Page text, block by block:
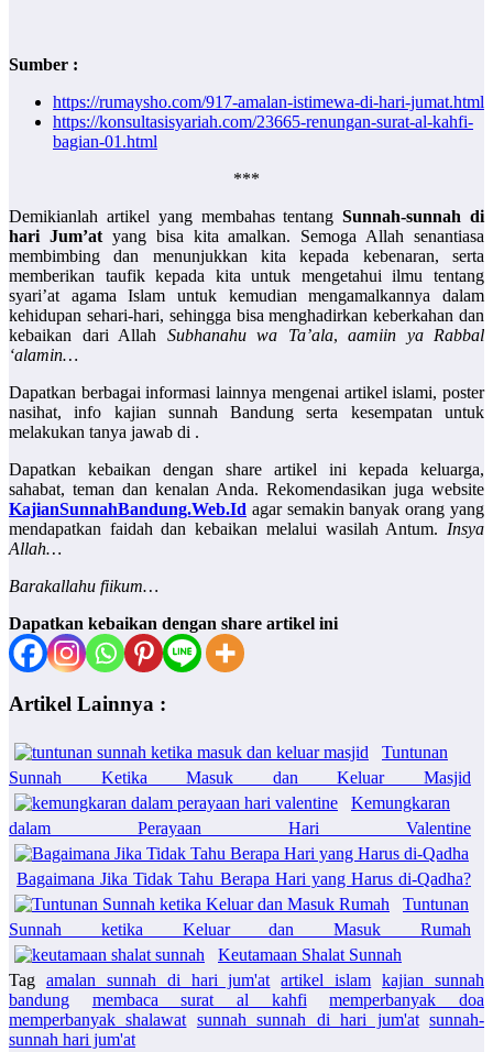
Sumber :
https://rumaysho.com/917-amalan-istimewa-di-hari-jumat.html
https://konsultasisyariah.com/23665-renungan-surat-al-kahfi-
bagian-01.html
***
Demikianlah artikel yang membahas tentangSunnah-sunnah di
hari Jum’atyang bisa kita amalkan. Semoga Allah senantiasa
membimbing dan menunjukkan kita kepada kebenaran, serta
memberikan taufik kepada kita untuk mengetahui ilmu tentang
syari’at agama Islam untuk kemudian mengamalkannya dalam
kehidupan sehari-hari, sehingga bisa menghadirkan keberkahan dan
kebaikan dari Allah Subhanahu wa Ta’ala, aamiin ya Rabbal
‘alamin…
Dapatkan berbagai informasi lainnya mengenai artikel islami, poster
nasihat, info kajian sunnah Bandung serta kesempatan untuk
melakukan tanya jawab di .
Dapatkan kebaikan dengan share artikel ini kepada keluarga,
sahabat, teman dan kenalan Anda. Rekomendasikan juga website
KajianSunnahBandung.Web.Id agar semakin banyak orang yang
mendapatkan faidah dan kebaikan melalui wasilah Antum. Insya
Allah…
Barakallahu fiikum…
Dapatkan kebaikan dengan share artikel ini
Artikel Lainnya :
Tuntunan
Sunnah Ketika Masuk dan Keluar Masjid
Kemungkaran
dalam Perayaan Hari Valentine
Bagaimana Jika Tidak Tahu Berapa Hari yang Harus di-Qadha?
Tuntunan
Sunnah ketika Keluar dan Masuk Rumah
Keutamaan Shalat Sunnah
Tag amalan sunnah di hari jum'at artikel islam kajian sunnah
bandung
membaca surat al kahfi
memperbanyak doa
memperbanyak shalawat sunnah sunnah di hari jum'at sunnah-
sunnah hari jum'at